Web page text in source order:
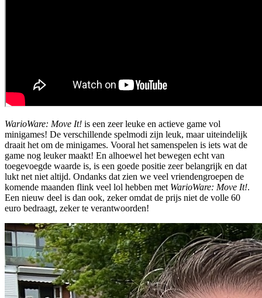
WarioWare: Move It! is een zeer leuke en actieve game vol
minigames! De verschillende spelmodi zijn leuk, maar uiteindelijk
draait het om de minigames. Vooral het samenspelen is iets wat de
game nog leuker maakt! En alhoewel het bewegen echt van
toegevoegde waarde is, is een goede positie zeer belangrijk en dat
lukt net niet altijd. Ondanks dat zien we veel vriendengroepen de
komende maanden flink veel lol hebben met WarioWare: Move It!.
Een nieuw deel is dan ook, zeker omdat de prijs niet de volle 60
euro bedraagt, zeker te verantwoorden!